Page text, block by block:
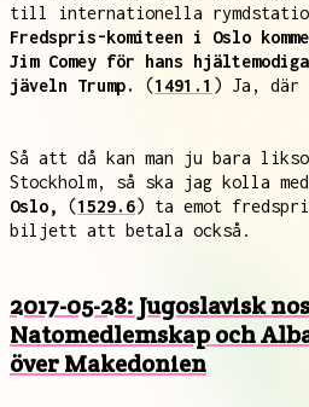
till internationella
Fredspris-komiteen i Oslo
Jim Comey för hans
jäveln Trump.
(1491.1 ) Ja, där
Så att då kan man ju bara
Stockholm, så ska jag kolla
Oslo,
(1529.6) ta emot
biljett att betala också.
2017-05-28: Jugoslavisk
Natomedlemskap och
över Makedonien